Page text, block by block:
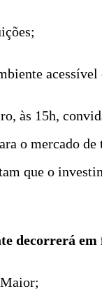
acessível
às 15h,
o mercado
que o
decorrerá